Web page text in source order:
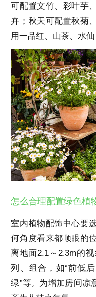
可配置文竹、彩叶芋
卉；秋天可配置秋菊
用一品红、山茶、水仙
怎么合理配置绿色植
室内植物配饰中心要
何角度看来都顺眼的
离地面2.1～2.3m的
列、组合，如“前低
绿”等。为增加房间凉